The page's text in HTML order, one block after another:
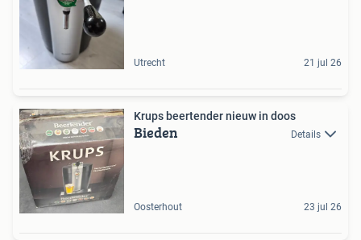
Utrecht 21 jul 26
Krups beertender nieuw in doos
Bieden Details
Oosterhout 23 jul 26